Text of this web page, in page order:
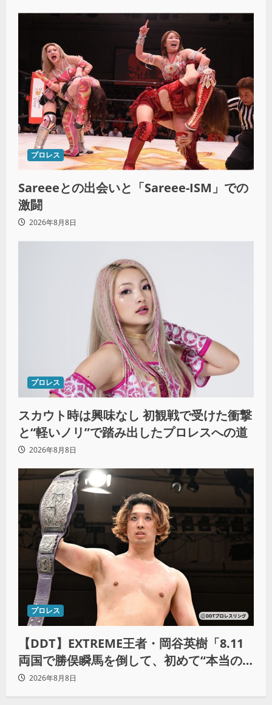
プロレス
Sareeeとの出会いと「Sareee-ISM」での
激闘
2026年8月8日
プロレス
スカウト時は興味なし 初観戦で受けた衝撃
と“軽いノリ”で踏み出したプロレスへの道
2026年8月8日
プロレス
【DDT】EXTREME王者・岡谷英樹「8.11
両国で勝俣瞬馬を倒して、初めて“本当の
王者”になれる」
2026年8月8日